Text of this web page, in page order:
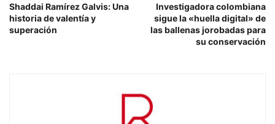
Shaddai Ramírez Galvis: Una
historia de valentía y
superación
Investigadora colombiana
sigue la «huella digital» de
las ballenas jorobadas para
su conservación